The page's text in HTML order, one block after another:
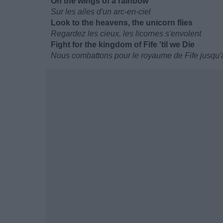
Sur les ailes d'un arc-en-ciel
Look to the heavens, the unicorn flies
Regardez les cieux, les licornes s'envolent
Fight for the kingdom of Fife 'til we Die
Nous combattons pour le royaume de Fife